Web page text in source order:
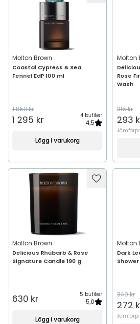
Molton Brown
Coastal Cypress & Sea
Fennel EdP 100 ml
1 850 kr
1 295 kr 4 butiker
4,5
Lägg i varukorg
Molton
Rose
Wash
315 kr
293
Molton Brown
Delicious Rhubarb & Rose
Signature Candle 190 g
630 kr 5 butiker
5,0
Lägg i varukorg
Molton
Dark
340 kr
272